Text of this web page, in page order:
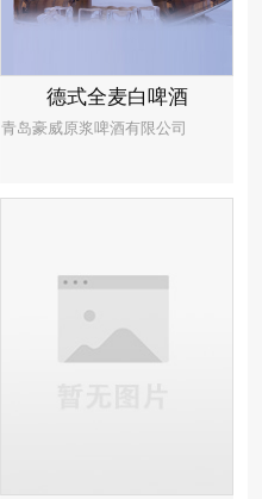
德式全麦白啤酒
青岛豪威原浆啤酒有限公司